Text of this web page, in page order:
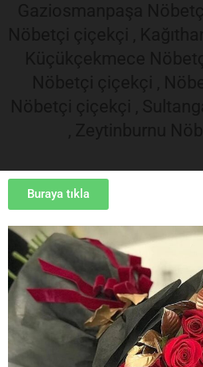
Buraya tıkla